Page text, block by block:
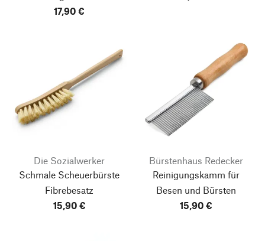
17,90 €
Die Sozialwerker
Schmale Scheuerbürste
Fibrebesatz
15,90 €
Bürstenhaus Redecker
Reinigungskamm für
Besen und Bürsten
15,90 €